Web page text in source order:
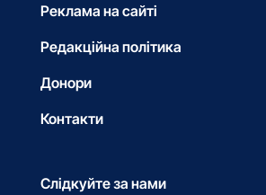
Реклама на сайті
Редакційна політика
Донори
Контакти
Слідкуйте за нами